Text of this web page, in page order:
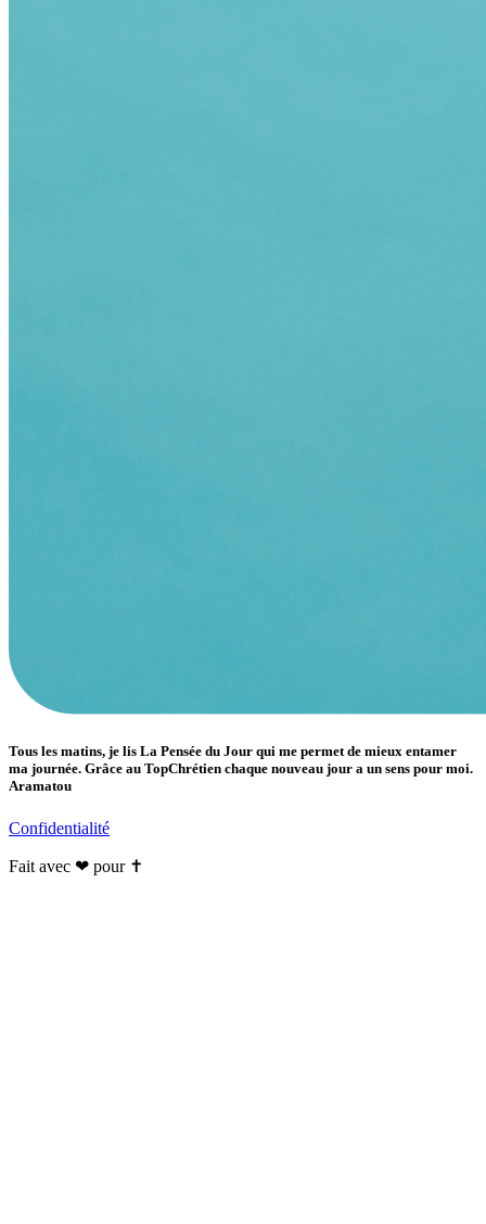
Tous les matins, je lis La Pensée du Jour qui me permet de mieux entamer
ma journée. Grâce au TopChrétien chaque nouveau jour a un sens pour moi.
Aramatou
Confidentialité
Fait avec ❤ pour ✝️️